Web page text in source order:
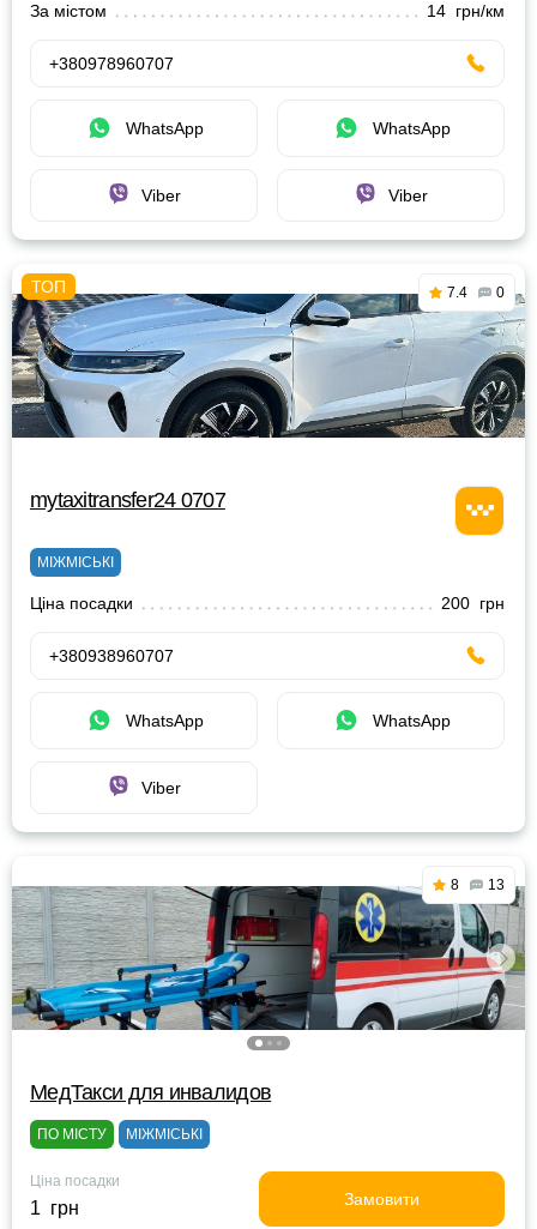
За містом
14 грн/км
+380978960707
WhatsApp WhatsApp
Viber Viber
7.4 0
mytaxitransfer24 0707
МІЖМІСЬКІ
Ціна посадки 200 грн
+380938960707
WhatsApp WhatsApp
Viber
8 13
МедТакси для инвалидов
ПО МІСТУ МІЖМІСЬКІ
Ціна посадки
1 грн Замовити